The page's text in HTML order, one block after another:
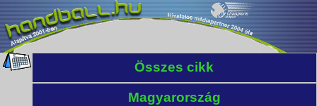
Összes cikk
Magyarország